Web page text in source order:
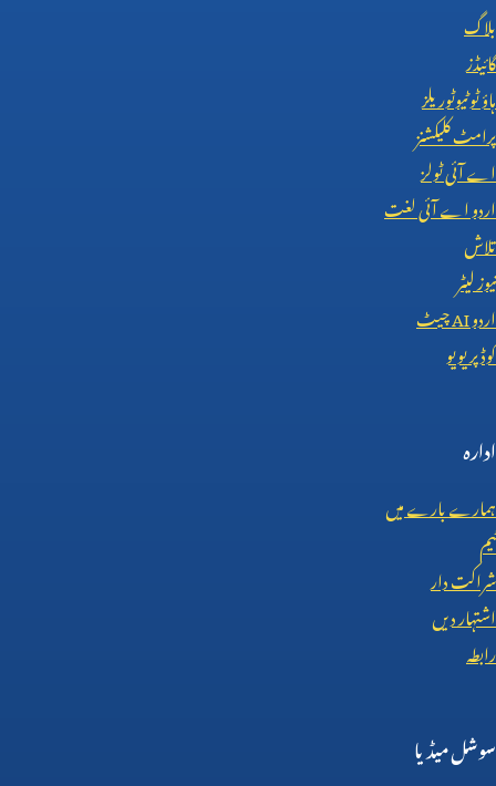
بلاگ
گائیڈز
ہاؤ ٹو ٹیوٹوریلز
پرامٹ کلیکشنز
اے آئی ٹولز
اردو اے آئی لغت
تلاش
نیوز لیٹر
اردوAIچیٹ
کوڈ پریویو
ادارہ
ہمارے بارے میں
ٹیم
شراکت دار
اشتہار دیں
رابطہ
سوشل میڈیا